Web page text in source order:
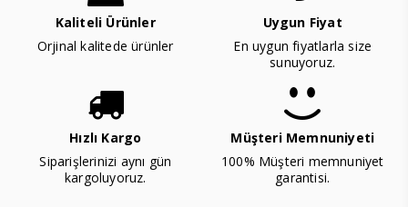
Kaliteli Ürünler
Orjinal kalitede ürünler
Uygun Fiyat
En uygun fiyatlarla size
sunuyoruz.
Hızlı Kargo
Siparişlerinizi aynı gün
kargoluyoruz.
Müşteri Memnuniyeti
100% Müşteri memnuniyet
garantisi.